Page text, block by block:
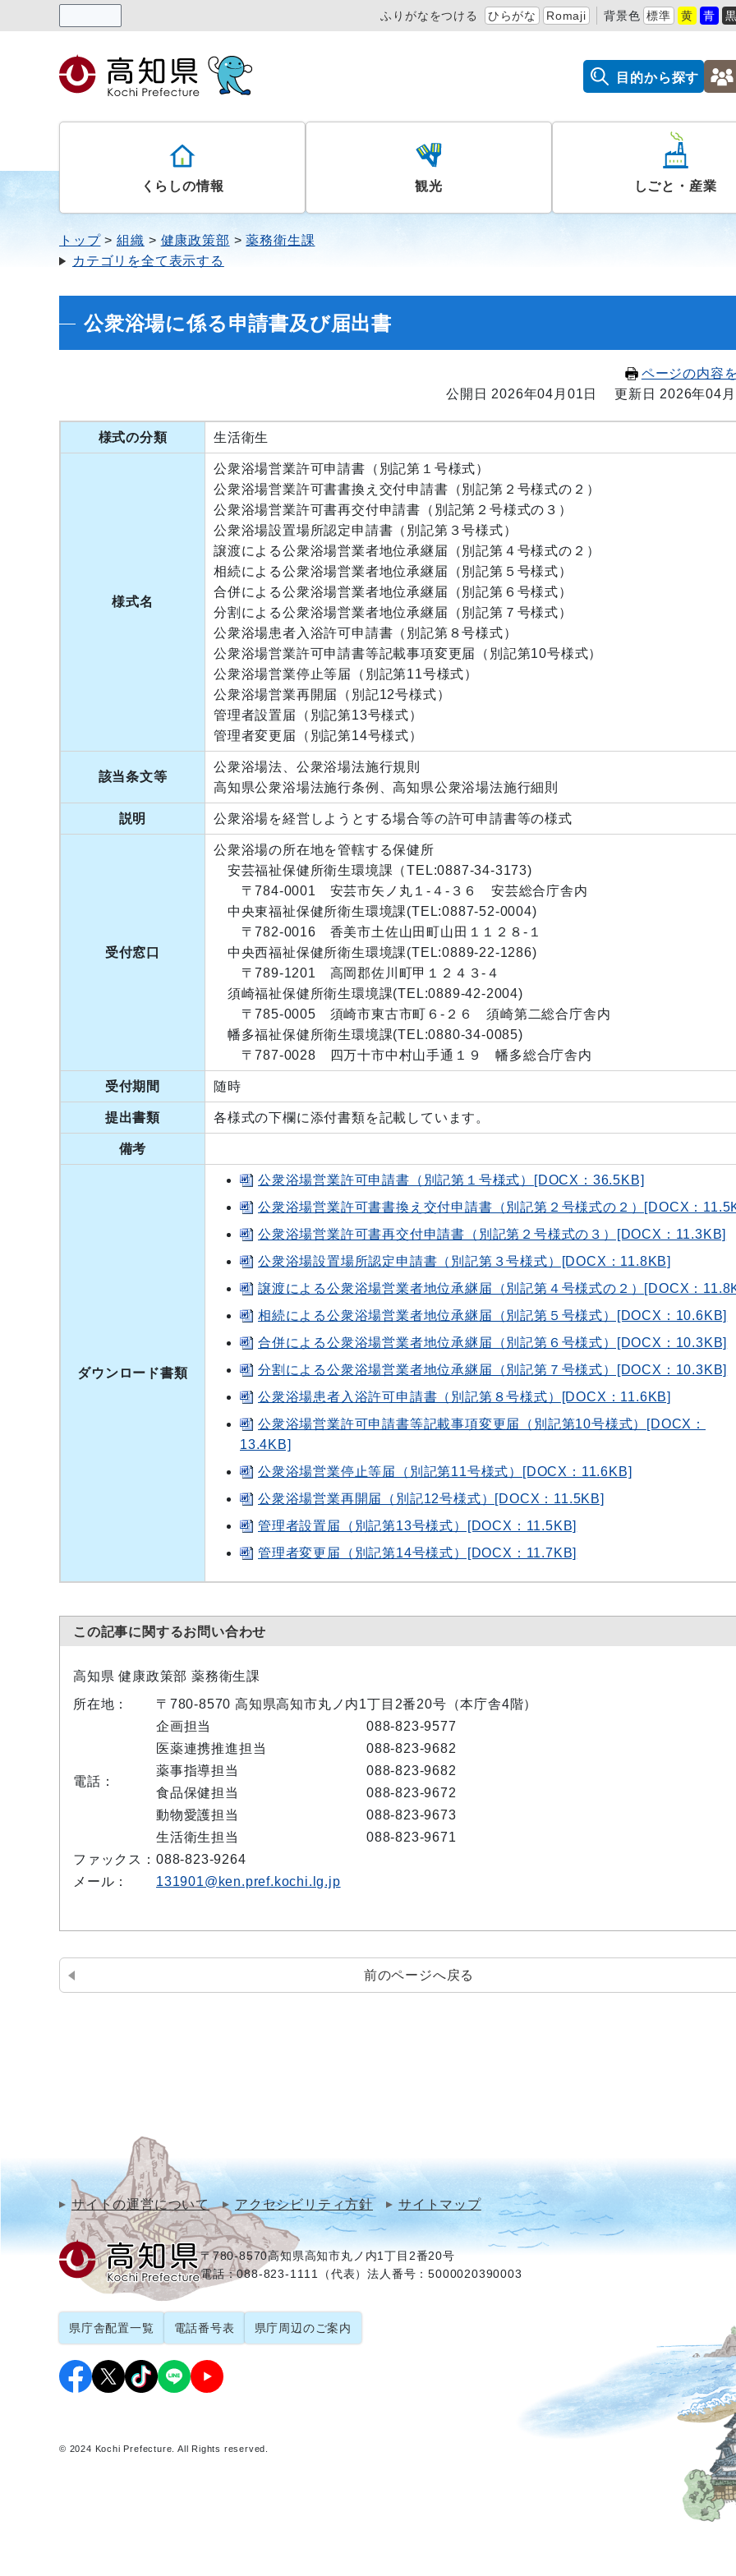
ふりがなをつける ひらがな Romaji 背景色 標準 黄 青 黒
目的から探す
くらしの情報 観光 しごと・産業
トップ 組織 健康政策部
薬務衛生課
カテゴリを全て表示する
公衆浴場に係る申請書及び届出書
ページの内容
公開日 2026年04月01日
更新日 2026年04月
様式の分類 生活衛生
様式名
公衆浴場営業許可申請書（別記第１号様式）
公衆浴場営業許可書書換え交付申請書（別記第２号様式の２）
公衆浴場営業許可書再交付申請書（別記第２号様式の３）
公衆浴場設置場所認定申請書（別記第３号様式）
譲渡による公衆浴場営業者地位承継届（別記第４号様式の２）
相続による公衆浴場営業者地位承継届（別記第５号様式）
合併による公衆浴場営業者地位承継届（別記第６号様式）
分割による公衆浴場営業者地位承継届（別記第７号様式）
公衆浴場患者入浴許可申請書（別記第８号様式）
公衆浴場営業許可申請書等記載事項変更届（別記第10号様式）
公衆浴場営業停止等届（別記第11号様式）
公衆浴場営業再開届（別記12号様式）
管理者設置届（別記第13号様式）
管理者変更届（別記第14号様式）
該当条文等
公衆浴場法、公衆浴場法施行規則
高知県公衆浴場法施行条例、高知県公衆浴場法施行細則
説明 公衆浴場を経営しようとする場合等の許可申請書等の様式
受付窓口
公衆浴場の所在地を管轄する保健所
安芸福祉保健所衛生環境課（TEL:0887-34-3173)
〒784-0001 安芸市矢ノ丸１-４-３６ 安芸総合庁舎内
中央東福祉保健所衛生環境課(TEL:0887-52-0004)
〒782-0016 香美市土佐山田町山田１１２８-１
中央西福祉保健所衛生環境課(TEL:0889-22-1286)
〒789-1201 高岡郡佐川町甲１２４３-４
須崎福祉保健所衛生環境課(TEL:0889-42-2004)
〒785-0005 須崎市東古市町６-２６ 須崎第二総合庁舎内
幡多福祉保健所衛生環境課(TEL:0880-34-0085)
〒787-0028 四万十市中村山手通１９ 幡多総合庁舎内
受付期間 随時
提出書類 各様式の下欄に添付書類を記載しています。
備考
ダウンロード書類
公衆浴場営業許可申請書（別記第１号様式）[DOCX：36.5KB]
公衆浴場営業許可書書換え交付申請書（別記第２号様式の２）[DOCX：
公衆浴場営業許可書再交付申請書（別記第２号様式の３）[DOCX：11.3KB]
公衆浴場設置場所認定申請書（別記第３号様式）[DOCX：11.8KB]
譲渡による公衆浴場営業者地位承継届（別記第４号様式の２）[DOCX：
相続による公衆浴場営業者地位承継届（別記第５号様式）[DOCX：10.6KB]
合併による公衆浴場営業者地位承継届（別記第６号様式）[DOCX：10.3KB]
分割による公衆浴場営業者地位承継届（別記第７号様式）[DOCX：10.3KB]
公衆浴場患者入浴許可申請書（別記第８号様式）[DOCX：11.6KB]
公衆浴場営業許可申請書等記載事項変更届（別記第10号様式）[DOCX：
13.4KB]
公衆浴場営業停止等届（別記第11号様式）[DOCX：11.6KB]
公衆浴場営業再開届（別記12号様式）[DOCX：11.5KB]
管理者設置届（別記第13号様式）[DOCX：11.5KB]
管理者変更届（別記第14号様式）[DOCX：11.7KB]
この記事に関するお問い合わせ
高知県 健康政策部 薬務衛生課
所在地：
〒780-8570 高知県高知市丸ノ内1丁目2番20号（本庁舎4階）
電話：
企画担当
088-823-9577
医薬連携推進担当
088-823-9682
薬事指導担当
088-823-9682
食品保健担当
088-823-9672
動物愛護担当
088-823-9673
生活衛生担当
088-823-9671
ファックス： 088-823-9264
メール：
131901@ken.pref.kochi.lg.jp
前のページへ戻る
サイトの運営について アクセシビリティ方針 サイトマップ
〒780-8570高知県高知市丸ノ内1丁目2番20号
電話：088-823-1111（代表）法人番号：5000020390003
県庁舎配置一覧 電話番号表 県庁周辺のご案内
© 2024 Kochi Prefecture. All Rights reserved.